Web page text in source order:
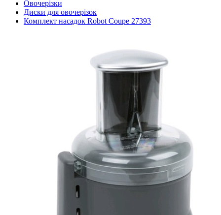
Овочерізки
Диски для овочерізок
Комплект насадок Robot Coupe 27393